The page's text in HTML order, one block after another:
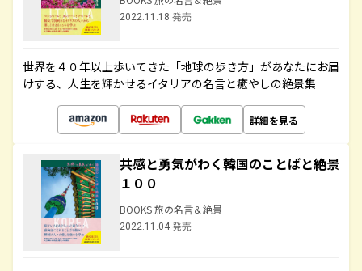
2022.11.18 発売
世界を４０年以上歩いてきた「地球の歩き方」があなたにお届
けする、人生を輝かせるイタリアの名言と癒やしの絶景集
詳細を見る
共感と勇気がわく韓国のことばと絶景
１００
BOOKS 旅の名言＆絶景
2022.11.04 発売